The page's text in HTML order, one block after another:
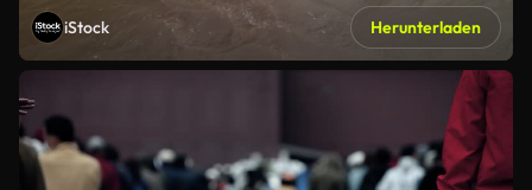
iStock Herunterladen